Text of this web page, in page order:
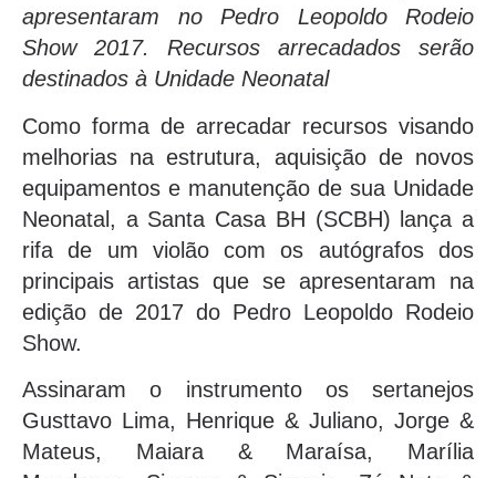
apresentaram no Pedro Leopoldo Rodeio
Show 2017. Recursos arrecadados serão
destinados à Unidade Neonatal
Como forma de arrecadar recursos visando
melhorias na estrutura, aquisição de novos
equipamentos e manutenção de sua Unidade
Neonatal, a Santa Casa BH (SCBH) lança a
rifa de um violão com os autógrafos dos
principais artistas que se apresentaram na
edição de 2017 do Pedro Leopoldo Rodeio
Show.
Assinaram o instrumento os sertanejos
Gusttavo Lima, Henrique & Juliano, Jorge &
Mateus, Maiara & Maraísa, Marília